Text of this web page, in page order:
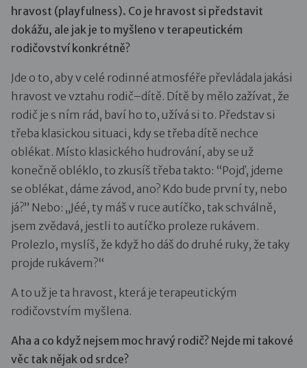
hravost (playfulness). Co je hravost si představit
dokážu, ale jak je to myšleno v terapeutickém
rodičovství konkrétně?
Jde o to, aby v celé rodinné atmosféře převládala jakási
hravost ve vztahu rodič–dítě. Dítě by mělo zažívat, že
rodič je s ním rád, baví ho to, užívá si to. Představ si
třeba klasickou situaci, kdy se třeba dítě nechce
oblékat. Místo klasického hudrování, aby se už
konečně obléklo, to zkusíš třeba takto: “Pojď, jdeme
se oblékat, dáme závod, ano? Kdo bude první ty, nebo
já?” Nebo: „Jéé, ty máš v ruce autíčko, tak schválně,
jsem zvědavá, jestli to autíčko proleze rukávem.
Prolezlo, myslíš, že když ho dáš do druhé ruky, že taky
projde rukávem?“
A to už je ta hravost, která je terapeutickým
rodičovstvím myšlena.
Aha a co když nejsem moc hravý rodič? Nejde mi takové
věc tak nějak od srdce?